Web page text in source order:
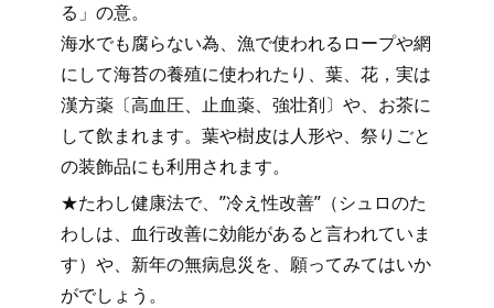
る」の意。
海水でも腐らない為、漁で使われるロープや網
にして海苔の養殖に使われたり、葉、花，実は
漢方薬〔高血圧、止血薬、強壮剤〕や、お茶に
して飲まれます。葉や樹皮は人形や、祭りごと
の装飾品にも利用されます。
★たわし健康法で、”冷え性改善”（シュロのた
わしは、血行改善に効能があると言われていま
す）や、新年の無病息災を、願ってみてはいか
がでしょう。